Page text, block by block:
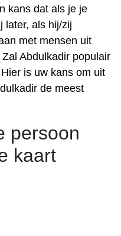
kans dat als je je
later, als hij/zij
met mensen uit
Abdulkadir populair
is uw kans om uit
de meest
persoon
kaart